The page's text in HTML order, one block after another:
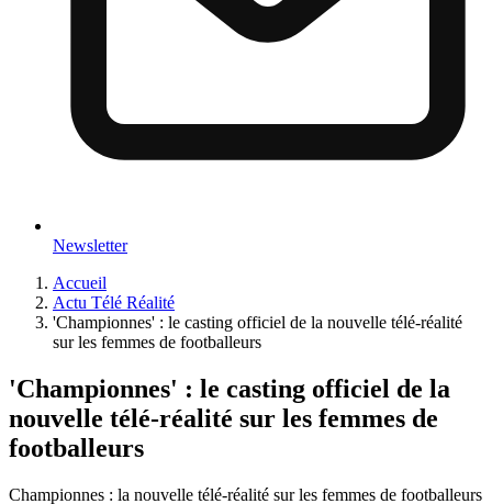
Newsletter
Accueil
Actu Télé Réalité
'Championnes' : le casting officiel de la nouvelle télé-réalité
sur les femmes de footballeurs
'Championnes' : le casting officiel de la
nouvelle télé-réalité sur les femmes de
footballeurs
Championnes : la nouvelle télé-réalité sur les femmes de footballeurs